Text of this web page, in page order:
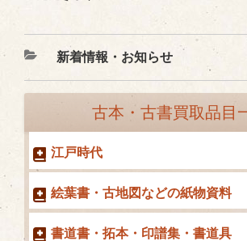
カ
テ
新着情報・お知らせ
古本・古書買取品目
江戸時代
絵葉書・古地図などの紙物資料
書道書・拓本・印譜集・書道具